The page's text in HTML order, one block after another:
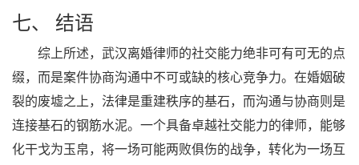
七、 结语
综上所述，武汉离婚律师的社交能力绝非可有可无的点
缀，而是案件协商沟通中不可或缺的核心竞争力。在婚姻破
裂的废墟之上，法律是重建秩序的基石，而沟通与协商则是
连接基石的钢筋水泥。一个具备卓越社交能力的律师，能够
化干戈为玉帛，将一场可能两败俱伤的战争，转化为一场互